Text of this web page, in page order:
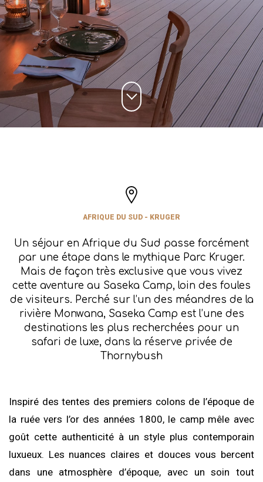
AFRIQUE DU SUD - KRUGER
Un séjour en Afrique du Sud passe forcément
par une étape dans le mythique Parc Kruger.
Mais de façon très exclusive que vous vivez
cette aventure au Saseka Camp, loin des foules
de visiteurs. Perché sur l’un des méandres de la
rivière Monwana, Saseka Camp est l’une des
destinations les plus recherchées pour un
safari de luxe, dans la réserve privée de
Thornybush
Inspiré des tentes des premiers colons de l’époque de
la ruée vers l’or des années 1800, le camp mêle avec
goût cette authenticité à un style plus contemporain
luxueux. Les nuances claires et douces vous bercent
dans une atmosphère d’époque, avec un soin tout